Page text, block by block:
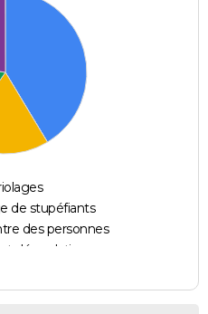
de stupéfiants
des personnes
dégradations